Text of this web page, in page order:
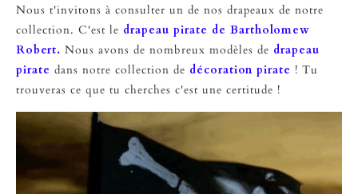
Nous t'invitons à consulter un de nos drapeaux de notre
collection. C'est le drapeau pirate de Bartholomew
Robert. Nous avons de nombreux modèles de drapeau
pirate dans notre collection de décoration pirate ! Tu
trouveras ce que tu cherches c'est une certitude !